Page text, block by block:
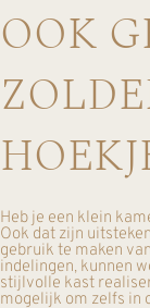
OOK
Heb je een klein
Ook dat zijn
gebruik te maken
indelingen, kunnen
stijlvolle kast
mogelijk om zelfs in